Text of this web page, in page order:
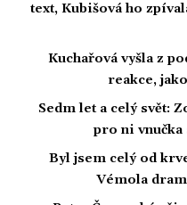
text, Kubišová ho
Kuchařová vyšla z
reakce,
Sedm let a celý svět:
pro ni vnučka
Byl jsem celý od
Vémola